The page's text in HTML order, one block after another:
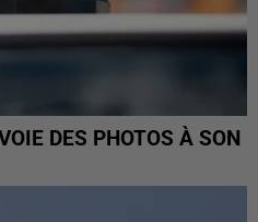
DES PHOTOS À SON